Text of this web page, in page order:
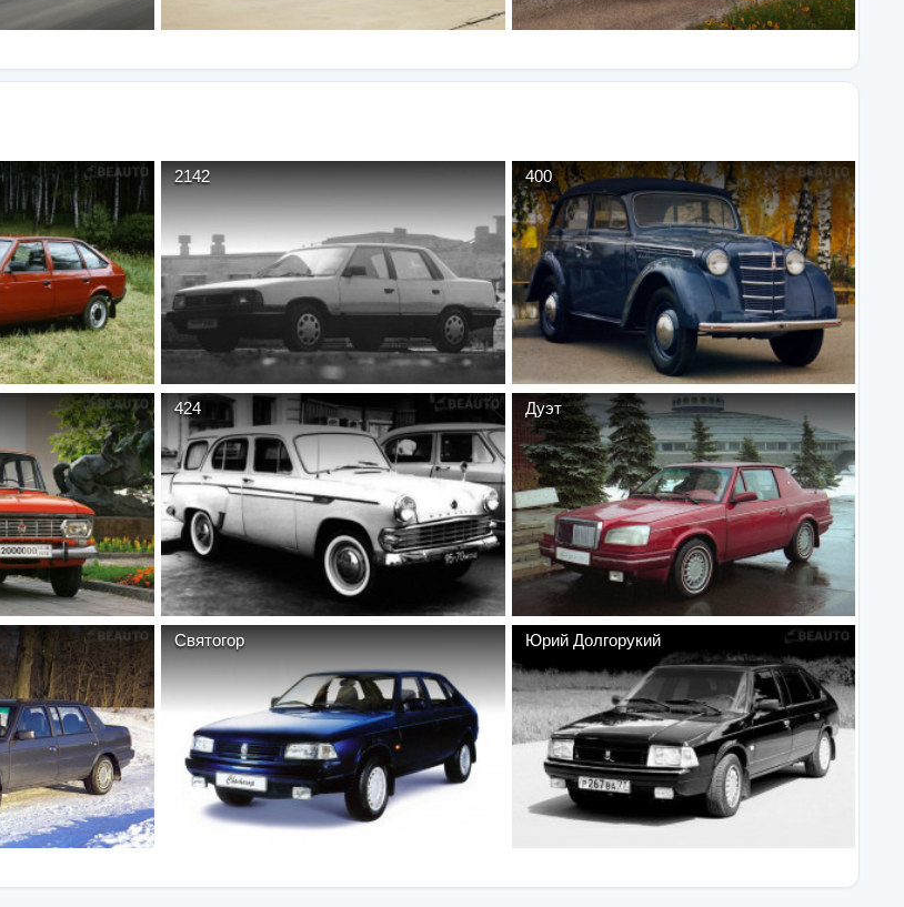
2142 400
424 Дуэт
Святогор Юрий Долгорукий